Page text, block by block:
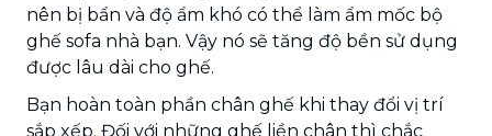
nên bị bẩn và độ ẩm khó có thể làm ẩm mốc bộ
ghế sofa nhà bạn. Vậy nó sẽ tăng độ bền sử dụng
được lâu dài cho ghế.
Bạn hoàn toàn phần chân ghế khi thay đổi vị trí
sắp xếp. Đối với những ghế liền chân thì chắc